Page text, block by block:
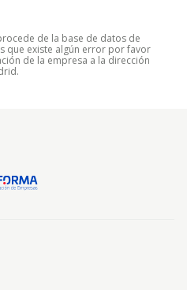
de la base de datos de
que existe algún error por favor
de la empresa a la dirección